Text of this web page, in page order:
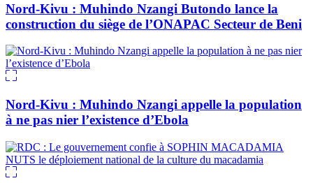
Nord-Kivu : Muhindo Nzangi Butondo lance la
construction du siège de l’ONAPAC Secteur de Beni
Nord-Kivu : Muhindo Nzangi appelle la population
à ne pas nier l’existence d’Ebola